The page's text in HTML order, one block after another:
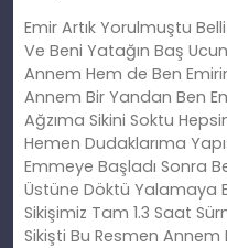
Emir Artık Yorulmuştu
Ve Beni Yatağın Baş
Annem Hem de Ben
Annem Bir Yandan Ben
Ağzıma Sikini Soktu
Hemen Dudaklarıma
Emmeye Başladı Sonra
Üstüne Döktü Yalamaya
Sikişimiz Tam 1.3 Saat
Sikişti Bu Resmen